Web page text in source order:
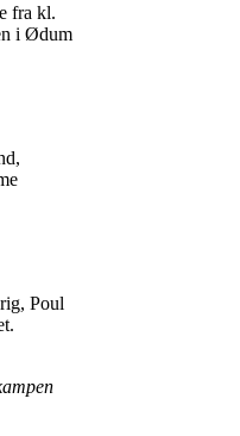
fra kl.
i Ødum
Poul